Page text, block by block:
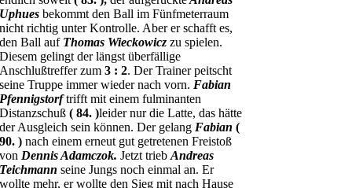
Uphues bekommt den Ball im Fünfmeterraum
nicht richtig unter Kontrolle. Aber er schafft es,
den Ball auf Thomas Wieckowicz zu spielen.
Diesem gelingt der längst überfällige
Anschlußtreffer zum 3 : 2. Der Trainer peitscht
seine Truppe immer wieder nach vorn. Fabian
Pfennigstorf trifft mit einem fulminanten
Distanzschuß ( 84. )leider nur die Latte, das hätte
der Ausgleich sein können. Der gelang Fabian (
90. ) nach einem erneut gut getretenen Freistoß
von Dennis Adamczok. Jetzt triebAndreas
Teichmann seine Jungs noch einmal an. Er
wollte mehr, er wollte den Sieg mit nach Hause